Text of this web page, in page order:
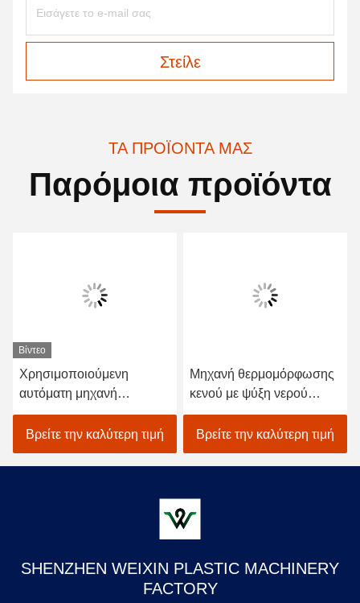
Στείλε
ΤΑ ΠΡΟΪΌΝΤΑ ΜΑΣ
Παρόμοια προϊόντα
Βίντεο
Χρησιμοποιούμενη
αυτόματη μηχανή
σχηματισμού κενού
πλαστικών φουσκάλων
για την κατασκευή πλακών
μιας χρήσης
Βρείτε την καλύτερη τιμή
Μηχανή θερμομόρφωσης
κενού με ψύξη νερού
220V 380V
Βρείτε την καλύτερη τιμή
SHENZHEN WEIXIN PLASTIC MACHINERY
FACTORY